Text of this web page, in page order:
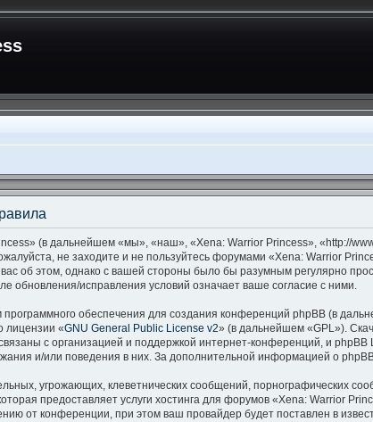
(в дальнейшем «мы», «наш», «Xena: Warrior Princess», «http://
не заходите и не пользуйтесь форумами «Xena: Warrior
об этом, однако с вашей стороны было бы разумным регулярно
обновления/исправления условий означает ваше согласие с ними.
обеспечения для создания конференций phpBB (в
лицензии «GNU General Public License v2» (в дальнейшем «GPL»).
с организацией и поддержкой интернет-конференций, и
и/или поведения в них. За дополнительной информацией о
угрожающих, клеветнических сообщений, порнографических
предоставляет услуги хостинга для форумов «Xena: Warrior
от конференции, при этом ваш провайдер будет поставлен в